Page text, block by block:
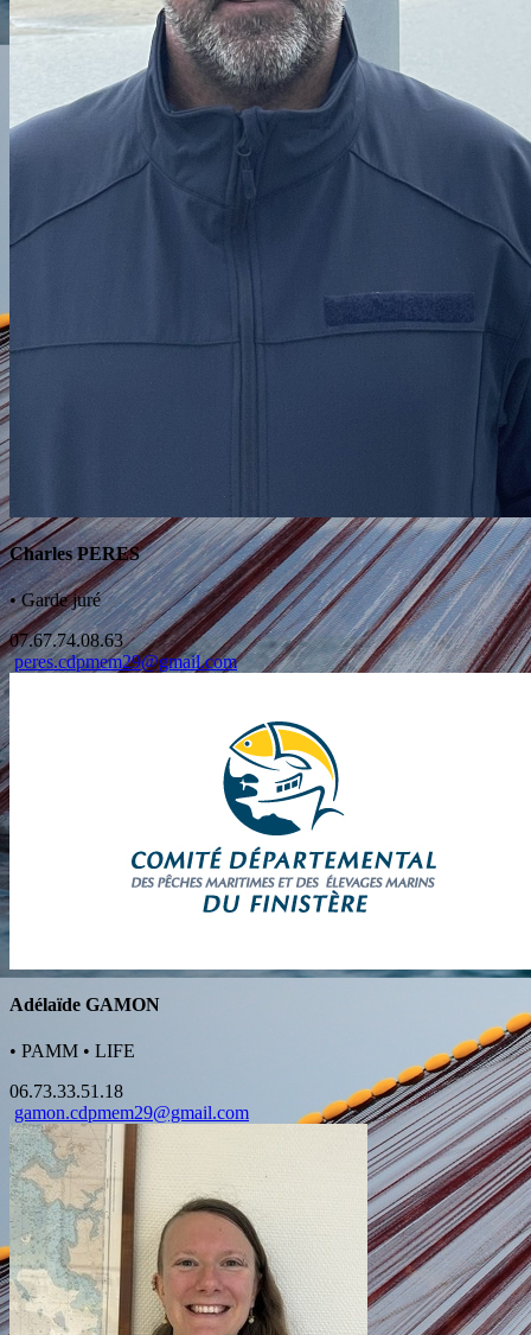
Charles PERES
•Garde juré
07.67.74.08.63
peres.cdpmem29@gmail.com
Adélaïde GAMON
• PAMM • LIFE
06.73.33.51.18
gamon.cdpmem29@gmail.com